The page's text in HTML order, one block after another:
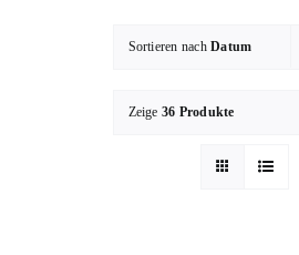
Sortieren nachDatum
Zeige 36 Produkte